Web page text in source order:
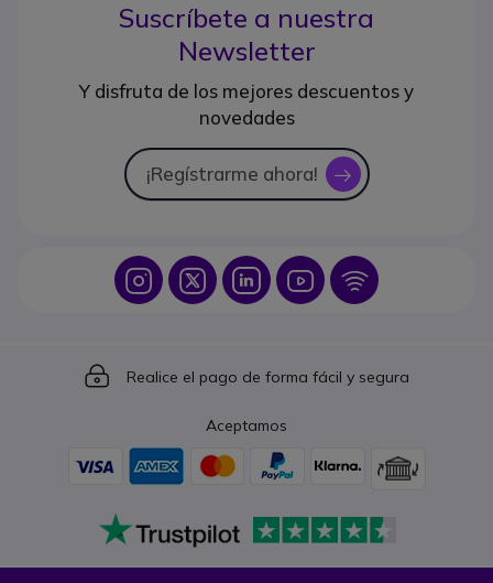
Suscríbete a nuestra
Newsletter
Y disfruta de los mejores descuentos y
novedades
¡Regístrarme ahora! icon
Icon IconIcon Icon Icon
Icon
Realice el pago de forma fácil y segura
Aceptamos